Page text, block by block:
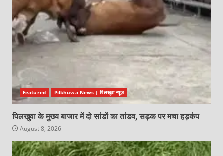
Featured Pilkhuwa News | पिलखुवा न्यूज़
पिलखुवा के मुख्य बाजार में दो सांडों का तांडव, सड़क पर मचा हड़कंप
August 8, 2026